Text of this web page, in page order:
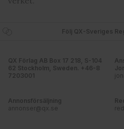
Följ QX-Sveriges
QX Förlag AB Box 17 218, S-104
62 Stockholm, Sweden. +46-8
7203001
Annonsförsäljning
annonser@qx.se